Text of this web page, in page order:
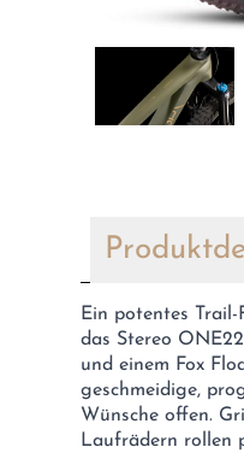
Ein potentes
das Stereo
und einem Fox
geschmeidige,
Wünsche offen.
Laufrädern rollen